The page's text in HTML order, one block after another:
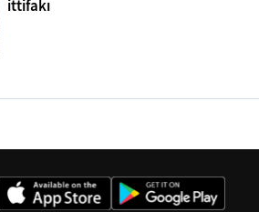
ittifakı